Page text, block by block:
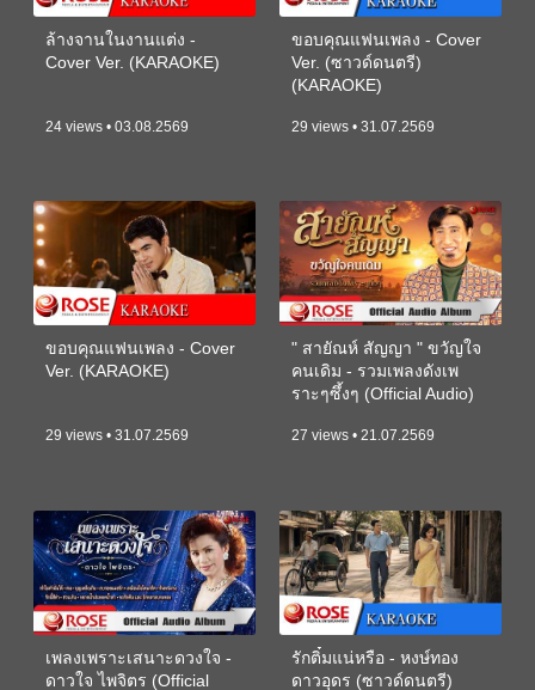
ล้างจานในงานแต่ง -
Cover Ver. (KARAOKE)
24 views • 03.08.2569
ขอบคุณแฟนเพลง - Cover
Ver. (ซาวด์ดนตรี)
(KARAOKE)
29 views • 31.07.2569
ขอบคุณแฟนเพลง - Cover
Ver. (KARAOKE)
29 views • 31.07.2569
" สายัณห์ สัญญา " ขวัญใจ
คนเดิม - รวมเพลงดังเพ
ราะๆซึ้งๆ (Official Audio)
27 views • 21.07.2569
เพลงเพราะเสนาะดวงใจ -
ดาวใจ ไพจิตร (Official
รักติ๋มแน่หรือ - หงษ์ทอง
ดาวอุดร (ซาวด์ดนตรี)